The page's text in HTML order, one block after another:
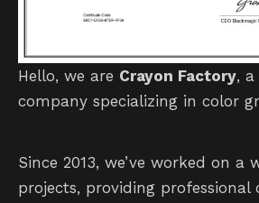
Hello, we are Crayon Factory,
company specializing in color
Since 2013, we’ve worked on a
projects, providing professional